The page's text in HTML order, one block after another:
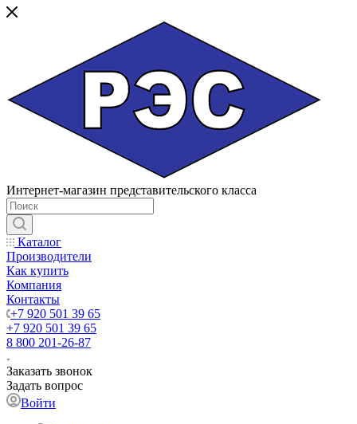
Интернет-магазин представительского класса
Каталог
Производители
Как купить
Компания
Контакты
+7 920 501 39 65
+7 920 501 39 65
8 800 201-26-87
Заказать звонок
Задать вопрос
Войти